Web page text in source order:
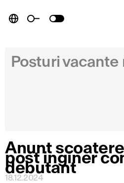
content
Posturi
Anunt
post inginer
debutant
18.12.2024